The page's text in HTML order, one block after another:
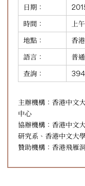
日期：
時間：
上
地點：
香
語言：
普
查詢：
主辦機構：香港中文
中心
協辦機構：香港中文
研究系、香港中文大
贊助機構：香港飛雁